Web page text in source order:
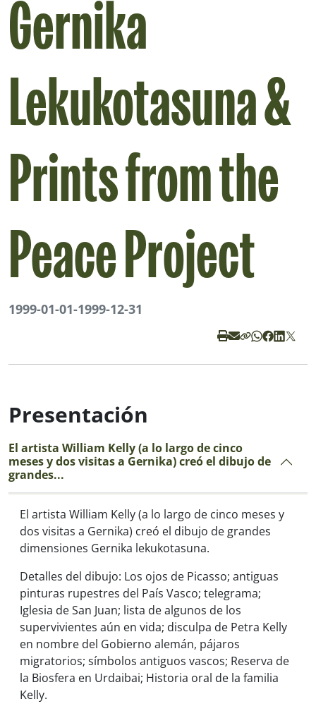
Gernika
Lekukotasuna &
Prints from the
Peace Project
1999-01-01-1999-12-31
Presentación
El artista William Kelly (a lo largo de cinco
meses y dos visitas a Gernika) creó el dibujo de
grandes...
El artista William Kelly (a lo largo de cinco meses y
dos visitas a Gernika) creó el dibujo de grandes
dimensiones Gernika lekukotasuna.
Detalles del dibujo: Los ojos de Picasso; antiguas
pinturas rupestres del País Vasco; telegrama;
Iglesia de San Juan; lista de algunos de los
supervivientes aún en vida; disculpa de Petra Kelly
en nombre del Gobierno alemán, pájaros
migratorios; símbolos antiguos vascos; Reserva de
la Biosfera en Urdaibai; Historia oral de la familia
Kelly.